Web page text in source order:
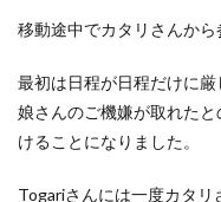
移動途中でカタリさんから
最初は日程が日程だけに厳
娘さんのご機嫌が取れた
けることになりました。
Togariさんには一度カタ